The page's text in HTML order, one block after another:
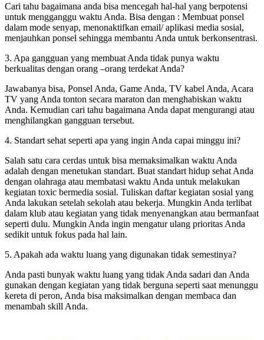
Cari tahu bagaimana anda bisa mencegah hal-hal yang berpotensi
untuk mengganggu waktu Anda. Bisa dengan : Membuat ponsel
dalam mode senyap, menonaktifkan email/ aplikasi media sosial,
menjauhkan ponsel sehingga membantu Anda untuk berkonsentrasi.
3. Apa gangguan yang membuat Anda tidak punya waktu
berkualitas dengan orang –orang terdekat Anda?
Jawabanya bisa, Ponsel Anda, Game Anda, TV kabel Anda, Acara
TV yang Anda tonton secara maraton dan menghabiskan waktu
Anda. Kemudian cari tahu bagaimana Anda dapat mengurangi atau
menghilangkan gangguan tersebut.
4. Standart sehat seperti apa yang ingin Anda capai minggu ini?
Salah satu cara cerdas untuk bisa memaksimalkan waktu Anda
adalah dengan menetukan standart. Buat standart hidup sehat Anda
dengan olahraga atau membatasi waktu Anda untuk melakukan
kegiatan toxic bermedia sosial. Tuliskan daftar kegiatan sosial yang
Anda lakukan setelah sekolah atau bekerja. Mungkin Anda terlibat
dalam klub atau kegiatan yang tidak menyenangkan atau bermanfaat
seperti dulu. Mungkin Anda ingin mengatur ulang prioritas Anda
sedikit untuk fokus pada hal lain.
5. Apakah ada waktu luang yang digunakan tidak semestinya?
Anda pasti bunyak waktu luang yang tidak Anda sadari dan Anda
gunakan dengan kegiatan yang tidak berguna seperti saat menunggu
kereta di peron, Anda bisa maksimalkan dengan membaca dan
menambah skill Anda.